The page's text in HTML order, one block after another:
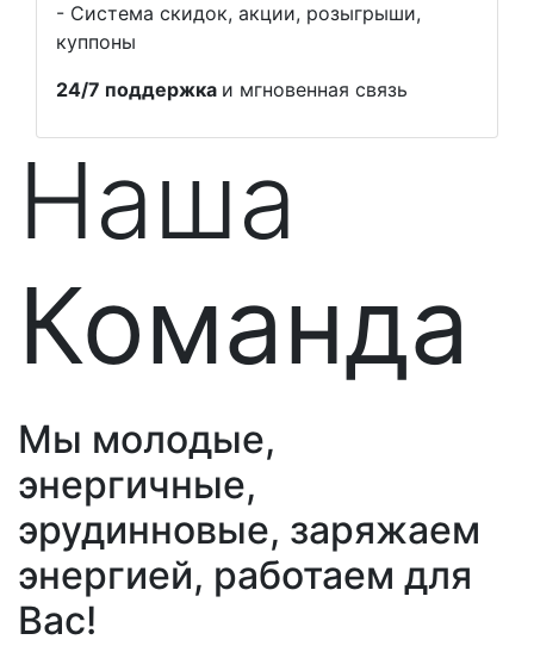
- Cистема скидок, акции, розыгрыши,
куппоны
24/7 поддержка и мгновенная связь
Наша
Команда
Мы молодые,
энергичные,
эрудинновые, заряжаем
энергией, работаем для
Вас!